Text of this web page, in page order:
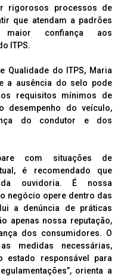
rigorosos processos de
que atendam a padrões
maior confiança aos
ITPS.
Qualidade do ITPS, Maria
a ausência do selo pode
requisitos mínimos de
desempenho do veículo,
do condutor e dos
com situações de
é recomendado que
ouvidoria. É nossa
negócio opere dentro das
a denúncia de práticas
apenas nossa reputação,
dos consumidores. O
medidas necessárias,
responsável para
orienta a